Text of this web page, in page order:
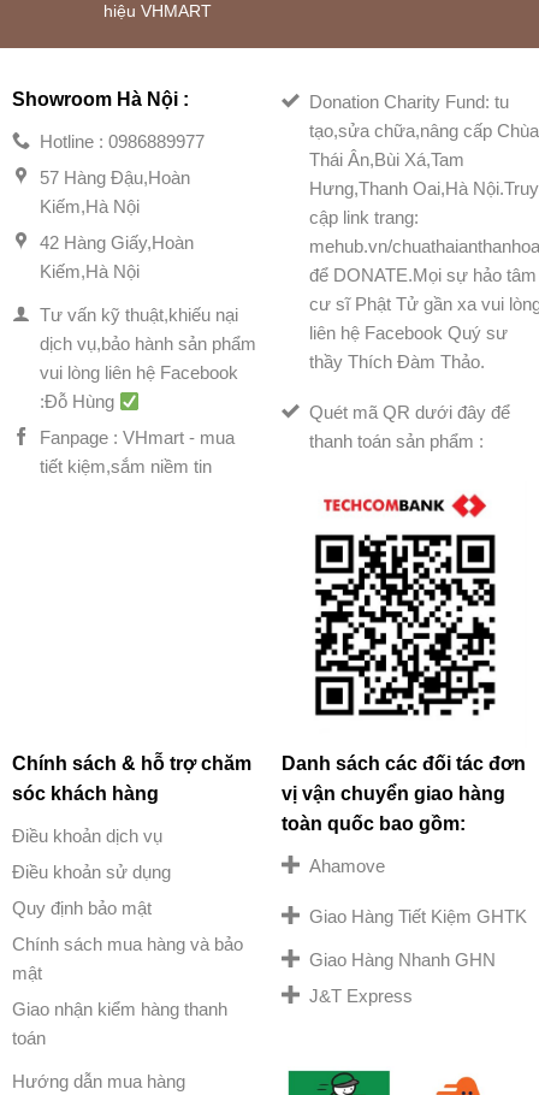
hiệu VHMART
Showroom Hà Nội :
Hotline : 0986889977
57 Hàng Đậu,Hoàn
Kiếm,Hà Nội
42 Hàng Giấy,Hoàn
Kiếm,Hà Nội
Tư vấn kỹ thuật,khiếu nại
dịch vụ,bảo hành sản phẩm
vui lòng liên hệ Facebook
:Đỗ Hùng
Fanpage : VHmart - mua
tiết kiệm,sắm niềm tin
Donation Charity Fund: tu
tạo,sửa chữa,nâng cấp Chùa
Thái Ân,Bùi Xá,Tam
Hưng,Thanh Oai,Hà Nội.Truy
cập link trang:
mehub.vn/
để DONATE.Mọi sự hảo tâm
cư sĩ Phật Tử gần xa vui
liên hệ Facebook Quý sư
thầy Thích Đàm Thảo.
Quét mã QR dưới đây để
thanh toán sản phẩm :
Chính sách & hỗ trợ chăm
sóc khách hàng
Điều khoản dịch vụ
Điều khoản sử dụng
Quy định bảo mật
Chính sách mua hàng và bảo
mật
Giao nhận kiểm hàng thanh
toán
Hướng dẫn mua hàng
Danh sách các đối tác đơn
vị vận chuyển giao hàng
toàn quốc bao gồm:
Ahamove
Giao Hàng Tiết Kiệm GHTK
Giao Hàng Nhanh GHN
J&T Express